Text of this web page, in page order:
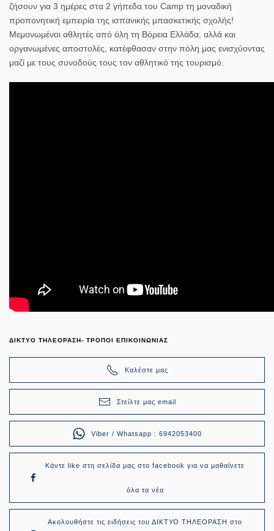
ζήσουν για 3 ημέρες στα 2 γήπεδα του Camp τη μοναδική
προπονητική εμπειρία της ισπανικής μπασκετικής σχολής!
Μεμονωμένοι αθλητές από όλη τη Βόρεια Ελλάδα, αλλά και
οργανωμένες αποστολές, κατέφθασαν στην πόλη μας ενισχύοντας
μαζί με τους συνοδούς τους τον αθλητικό της τουρισμό.
ΔΙΚΤΥΟ ΤΗΛΕΟΡΑΣΗ- ΤΡΟΠΟΙ ΕΠΙΚΟΙΝΩΝΙΑΣ
Καλέστε μας
Στείλτε μας email
Viber / Whatsapp : 6942053400
Κάντε like στη σελίδα μας στο facebook για να μαθαίνετε
όλα τα νέα
Ακολουθήστε τις ειδήσεις του ΔΙΚΤΥΟ ΤΗΛΕΟΡΑΣΗ στο